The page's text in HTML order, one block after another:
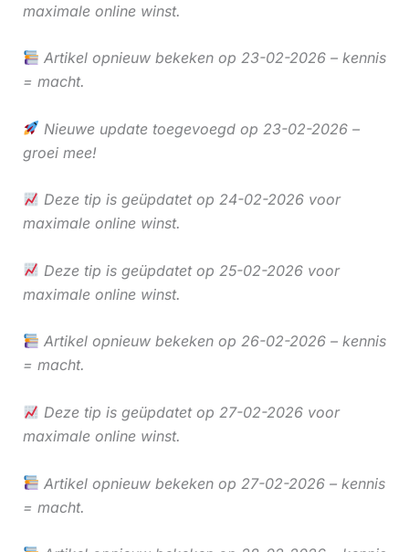
maximale online winst.
Artikel opnieuw bekeken op 23-02-2026 – kennis
= macht.
Nieuwe update toegevoegd op 23-02-2026 –
groei mee!
Deze tip is geüpdatet op 24-02-2026 voor
maximale online winst.
Deze tip is geüpdatet op 25-02-2026 voor
maximale online winst.
Artikel opnieuw bekeken op 26-02-2026 – kennis
= macht.
Deze tip is geüpdatet op 27-02-2026 voor
maximale online winst.
Artikel opnieuw bekeken op 27-02-2026 – kennis
= macht.